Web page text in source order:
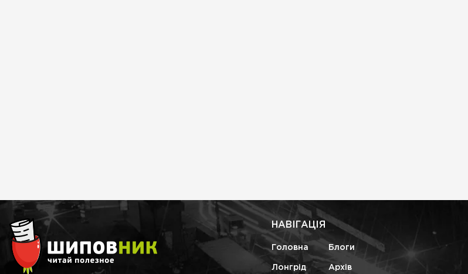
НАВІГАЦІЯ
Головна Блоги
Лонгрід Архів